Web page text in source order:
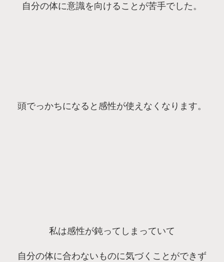
自分の体に意識を向けることが苦手でした。
頭でっかちになると感性が使えなくなります。
私は感性が鈍ってしまっていて
自分の体に合わないものに気づくことができず